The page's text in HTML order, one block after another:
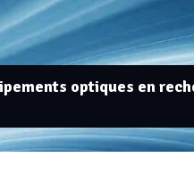
optiques en